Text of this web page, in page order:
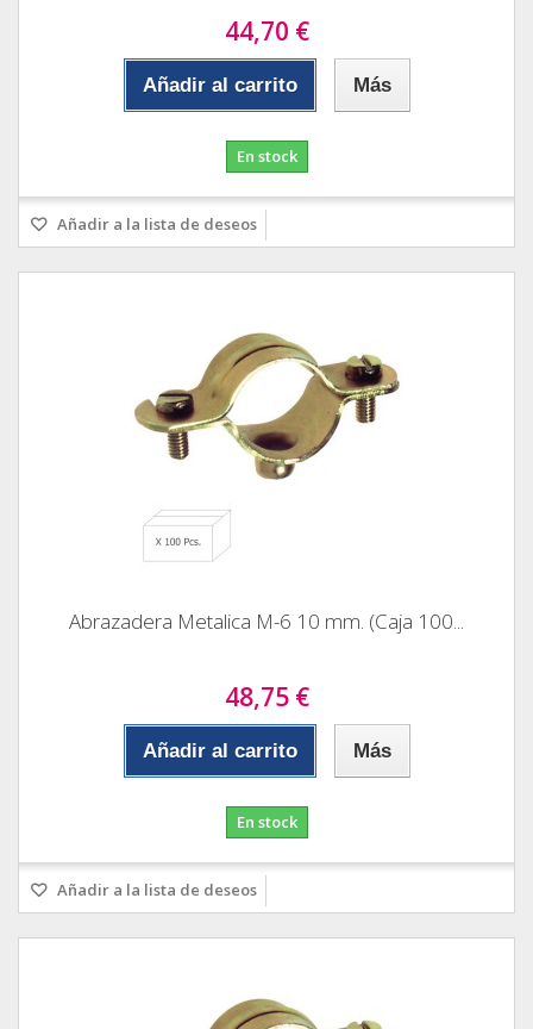
44,70 €
Añadir al carrito Más
En stock
Añadir a la lista de deseos
Abrazadera Metalica M-6 10 mm. (Caja 100...
48,75 €
Añadir al carrito Más
En stock
Añadir a la lista de deseos